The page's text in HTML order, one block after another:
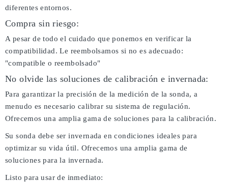
diferentes entornos.
Compra sin riesgo:
A pesar de todo el cuidado que ponemos en verificar la
compatibilidad. Le reembolsamos si no es adecuado:
"compatible o reembolsado"
No olvide las soluciones de calibración e invernada:
Para garantizar la precisión de la medición de la sonda, a
menudo es necesario calibrar su sistema de regulación.
Ofrecemos una amplia gama de soluciones para la calibración.
Su sonda debe ser invernada en condiciones ideales para
optimizar su vida útil. Ofrecemos una amplia gama de
soluciones para la invernada.
Listo para usar de inmediato: